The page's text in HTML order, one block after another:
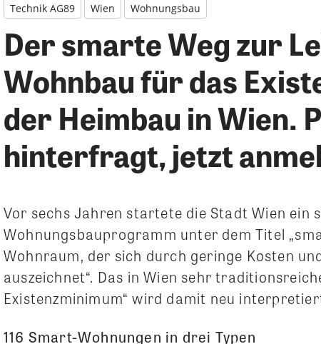
Technik AG89 Wien Wohnungsbau
Der smarte Weg zur
Wohnbau für das
der Heimbau in Wien.
hinterfragt, jetzt
Vor sechs Jahren startete die Stadt Wien ein
Wohnungsbauprogramm unter dem Titel
Wohnraum, der sich durch geringe Kosten
auszeichnet“. Das in Wien sehr
Existenzminimum“ wird damit neu
116 Smart-Wohnungen in drei Typen